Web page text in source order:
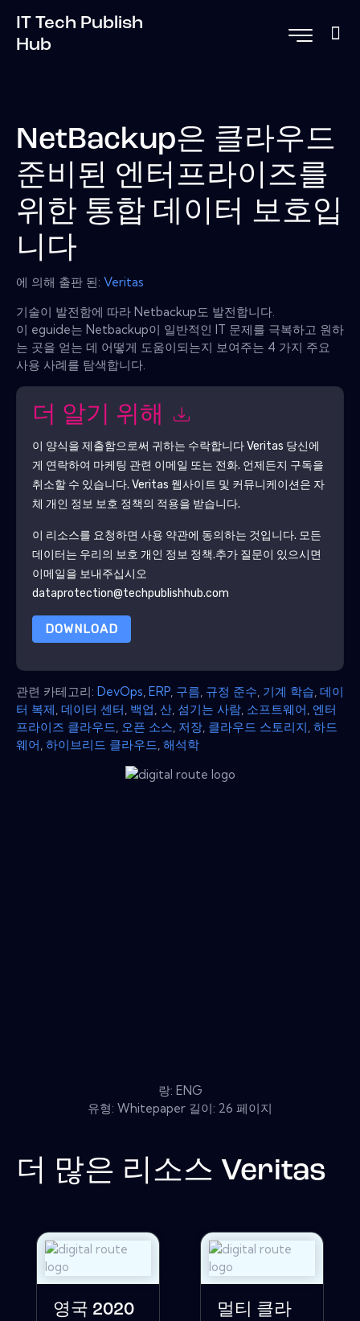
IT Tech Publish
Hub
NetBackup은 클라우드
준비된 엔터프라이즈를
위한 통합 데이터 보호입
니다
에 의해 출판 된: Veritas
기술이 발전함에 따라 Netbackup도 발전합니다.
이 eguide는 Netbackup이 일반적인 IT 문제를 극복하고 원하
는 곳을 얻는 데 어떻게 도움이되는지 보여주는 4 가지 주요
사용 사례를 탐색합니다.
더 알기 위해
이 양식을 제출함으로써 귀하는 수락합니다Veritas 당신에
게 연락하여 마케팅 관련 이메일 또는 전화. 언제든지 구독을
취소할 수 있습니다. Veritas 웹사이트 및 커뮤니케이션은 자
체 개인 정보 보호 정책의 적용을 받습니다.
이 리소스를 요청하면 사용 약관에 동의하는 것입니다. 모든
데이터는 우리의 보호 개인 정보 정책.추가 질문이 있으시면
이메일을 보내주십시오
dataprotection@techpublishhub.com
DOWNLOAD
관련 카테고리: DevOps ERP 구름 규정 준수 기계 학습 데이
터 복제 데이터 센터 백업 산 섬기는 사람 소프트웨어 엔터
프라이즈 클라우드 오픈 소스 저장 클라우드 스토리지 하드
웨어 하이브리드 클라우드 해석학
랑: ENG
유형: Whitepaper 길이: 26 페이지
더 많은 리소스 Veritas
영국 2020
멀티 클라